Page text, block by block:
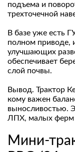
подъема и
трехточечной
В базе уже есть
полном приводе,
улучшающих
обеспечивает
слой почвы.
Вывод. Трактор
кому важен
выносливостью.
ЛПХ, малых ферм
Мини-